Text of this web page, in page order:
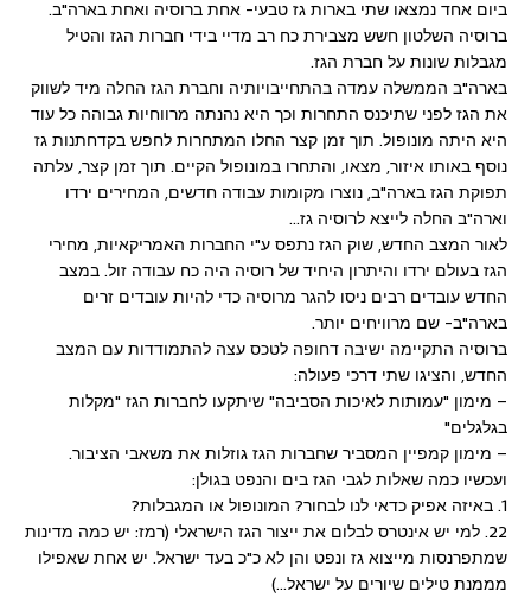
ביום אחד נמצאו שתי בארות גז טבעי- אחת ברוסיה ואחת בארה"ב.
ברוסיה השלטון חשש מצבירת כח רב מדיי בידי חברות הגז והטיל
מגבלות שונות על חברת הגז.
בארה"ב הממשלה עמדה בהתחייבויותיה וחברת הגז החלה מיד לשווק
את הגז לפני שתיכנס התחרות וכך היא נהנתה מרווחיות גבוהה כל עוד
היא היתה מונופול. תוך זמן קצר החלו המתחרות לחפש בקדחתנות גז
נוסף באותו איזור, מצאו, והתחרו במונופול הקיים. תוך זמן קצר, עלתה
תפוקת הגז בארה"ב, נוצרו מקומות עבודה חדשים, המחירים ירדו
וארה"ב החלה לייצא לרוסיה גז…
לאור המצב החדש, שוק הגז נתפס ע"י החברות האמריקאיות, מחירי
הגז בעולם ירדו והיתרון היחיד של רוסיה היה כח עבודה זול. במצב
החדש עובדים רבים ניסו להגר מרוסיה כדי להיות עובדים זרים
בארה"ב- שם מרוויחים יותר.
ברוסיה התקיימה ישיבה דחופה לטכס עצה להתמודדות עם המצב
החדש, והציגו שתי דרכי פעולה:
– מימון "עמותות לאיכות הסביבה" שיתקעו לחברות הגז "מקלות
בגלגלים"
– מימון קמפיין המסביר שחברות הגז גוזלות את משאבי הציבור.
ועכשיו כמה שאלות לגבי הגז בים והנפט בגולן:
1. באיזה אפיק כדאי לנו לבחור? המונופול או המגבלות?
22. למי יש אינטרס לבלום את ייצור הגז הישראלי (רמז: יש כמה מדינות
שמתפרנסות מייצוא גז ונפט והן לא כ"כ בעד ישראל. יש אחת שאפילו
מממנת טילים שיורים על ישראל…)